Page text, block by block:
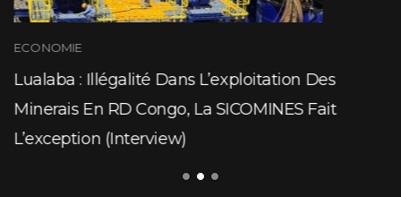
ECONOMIE
Lualaba : Illégalité Dans L’exploitation Des
Minerais En RD Congo, La SICOMINES Fait
L’exception (Interview)